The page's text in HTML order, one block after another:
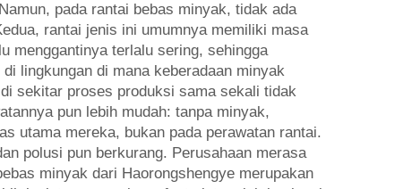
pada rantai bebas minyak, tidak ada
rantai jenis ini umumnya memiliki masa
menggantinya terlalu sering, sehingga
lingkungan di mana keberadaan minyak
sekitar proses produksi sama sekali tidak
pun lebih mudah: tanpa minyak,
utama mereka, bukan pada perawatan rantai.
polusi pun berkurang. Perusahaan merasa
minyak dari Haorongshengye merupakan